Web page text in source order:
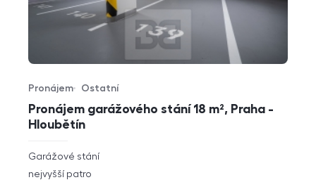
Pronájem garážového stání 18 m², Praha -
Hloubětín
Typ nabídky
Pronájem
Typ nemovitosti
Ostatní
rozměry
dispozice
Garážové stání
funkce
nejvyšší patro